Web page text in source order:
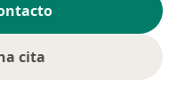
cita